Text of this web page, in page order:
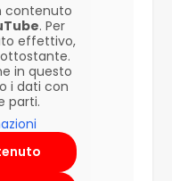
contenuto
. Per
effettivo,
in questo
i dati con
parti.